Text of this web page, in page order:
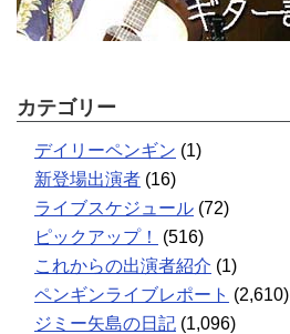
カテゴリー
デイリーペンギン (1)
新登場出演者 (16)
ライブスケジュール (72)
ピックアップ！
(516)
これからの出演者紹介 (1)
ペンギンライブレポート (2,610)
ジミー矢島の日記 (1,096)